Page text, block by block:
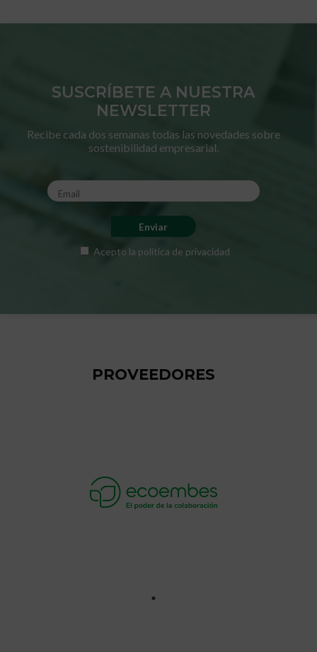
SUSCRÍBETE A NUESTRA
NEWSLETTER
Recibe cada dos semanas todas las novedades sobre
sostenibilidad empresarial.
Acepto la política de privacidad
PROVEEDORES